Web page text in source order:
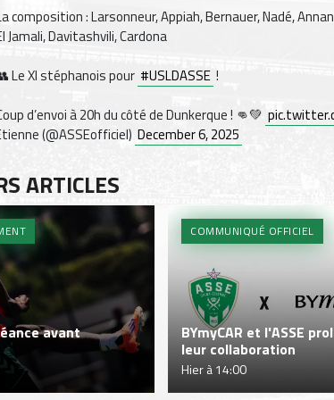
composition : Larsonneur, Appiah, Bernauer, Nadé,
Jamali, Davitashvili, Cardona
Le XI stéphanois pour #USLDASSE !
d’envoi à 20h du côté de Dunkerque ! 👊💚
(@ASSEofficiel) December 6, 2025
ARTICLES
avant
COMMUNIQUÉ OFFICIEL
BYmyCAR et l'ASSE
leur collaboration
Hier à 14:00